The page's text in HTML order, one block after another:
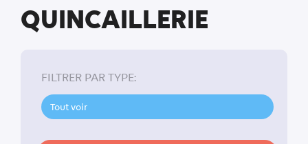
QUINCAILLERIE
FILTRER PAR TYPE:
Tout voir